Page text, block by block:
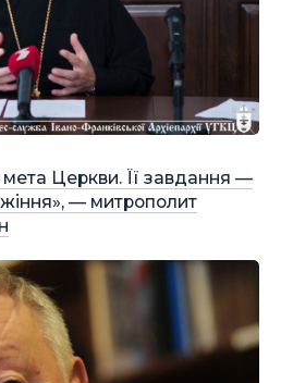
Церкви. Її завдання —
— митрополит